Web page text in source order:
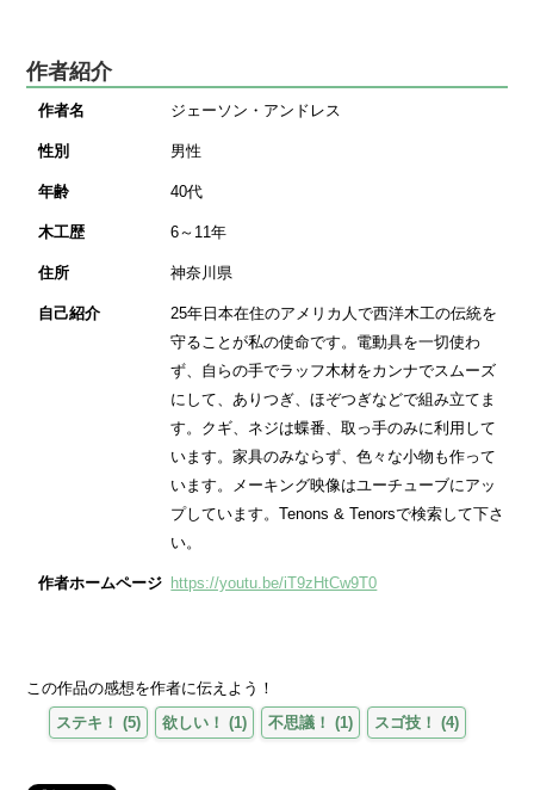
作者紹介
作者名 ジェーソン・アンドレス
性別 男性
年齢 40代
木工歴 6～11年
住所 神奈川県
自己紹介
25年日本在住のアメリカ人で西洋木工の伝統を
守ることが私の使命です。電動具を一切使わ
ず、自らの手でラッフ木材をカンナでスムーズ
にして、ありつぎ、ほぞつぎなどで組み立てま
す。クギ、ネジは蝶番、取っ手のみに利用して
います。家具のみならず、色々な小物も作って
います。メーキング映像はユーチューブにアッ
プしています。Tenons & Tenorsで検索して下さ
い。
作者ホームページ https://youtu.be/iT9zHtCw9T0
この作品の感想を作者に伝えよう！
ステキ！
(5) 欲しい！ (1) 不思議！ (1) スゴ技！ (4)